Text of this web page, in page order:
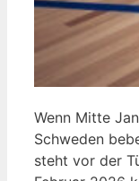
Wenn Mitte
Schweden
steht vor der